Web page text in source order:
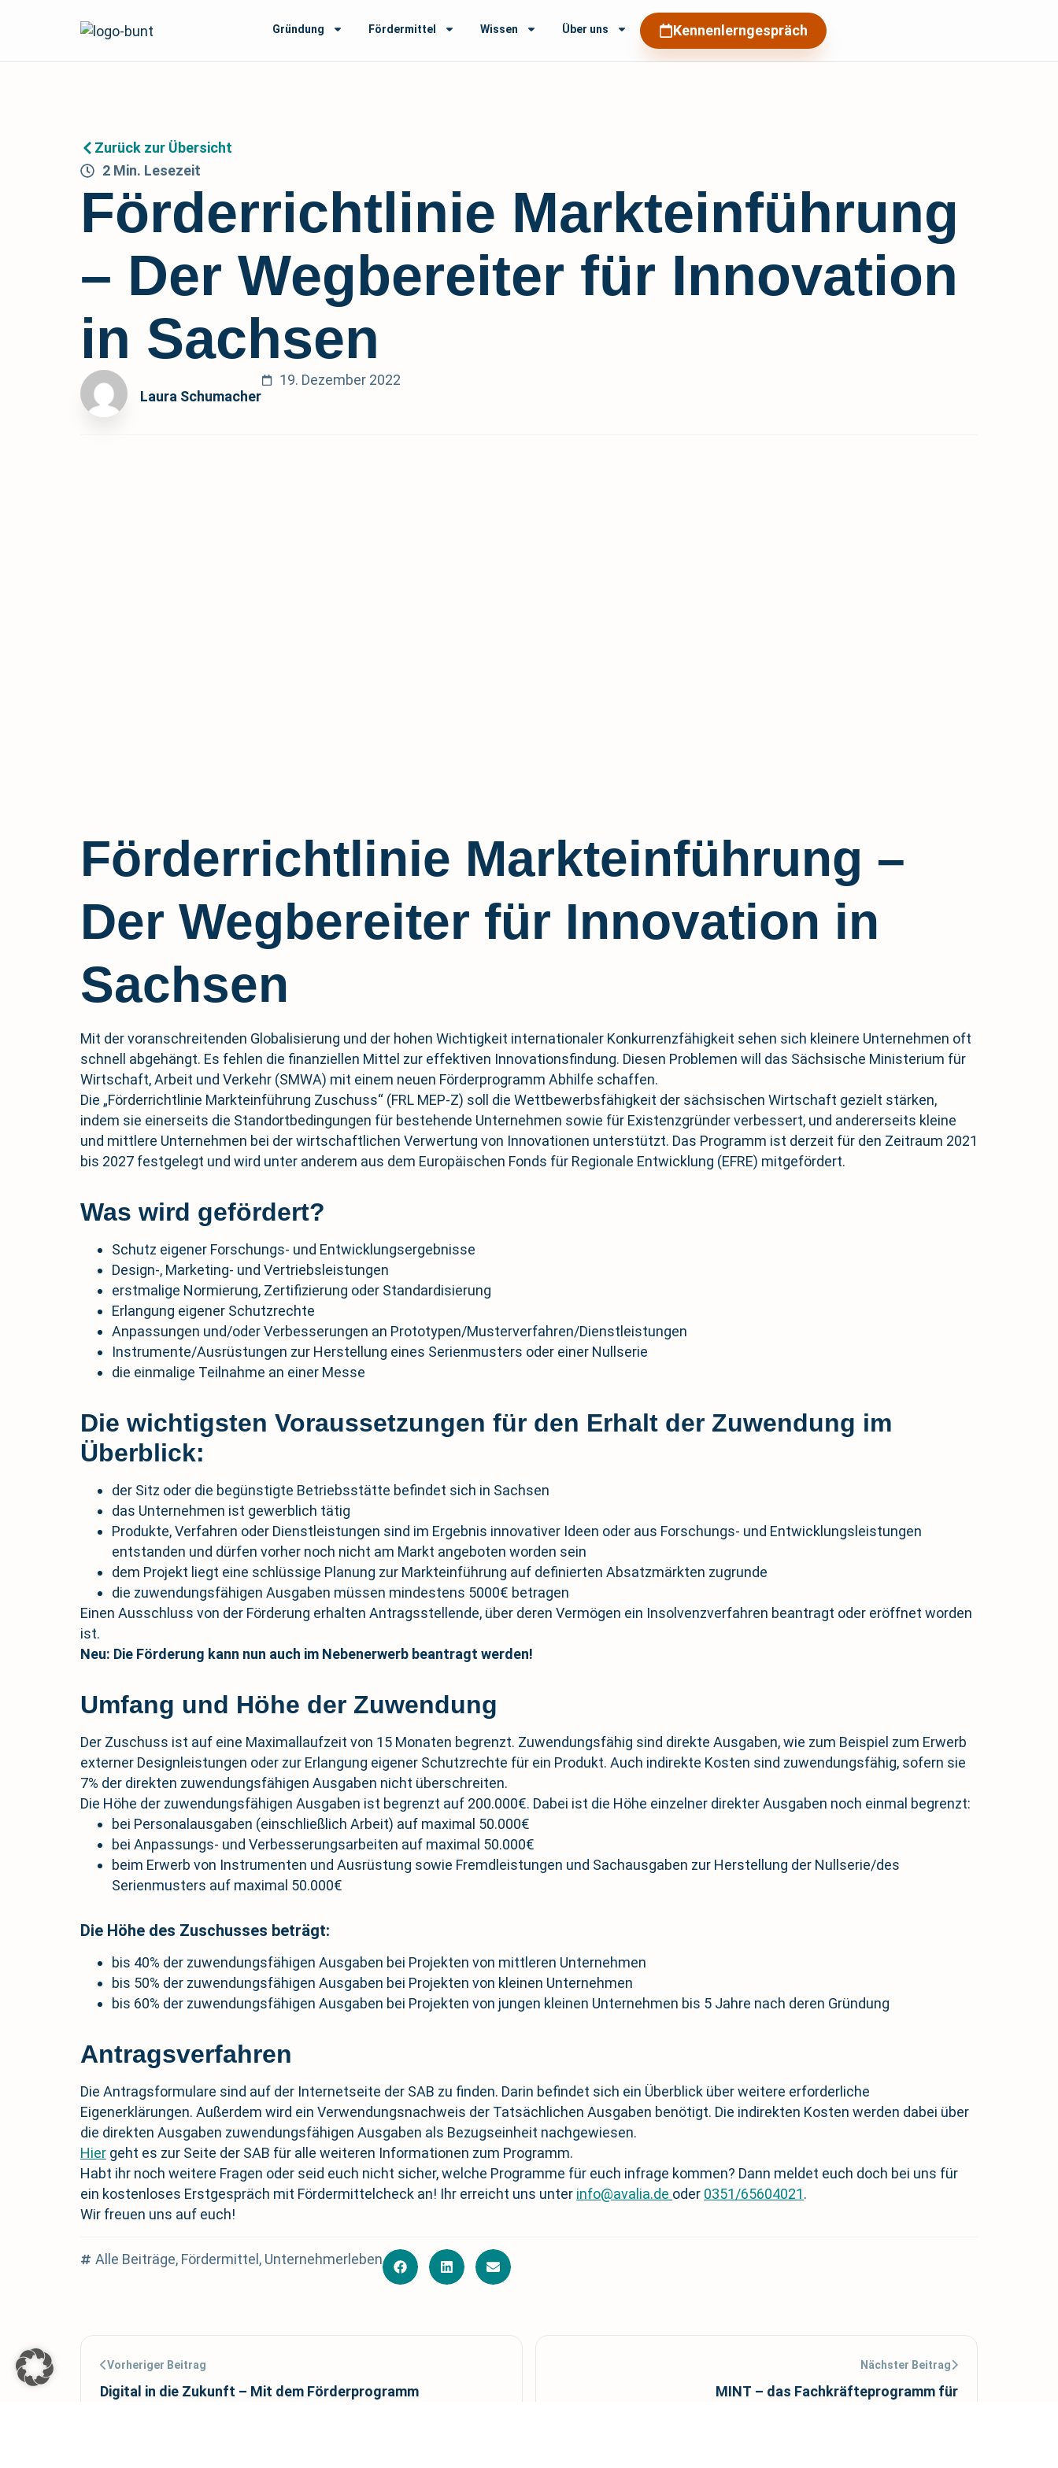
Gründung Fördermittel Wissen Über uns Kennenlerngespräch
Zurück zur Übersicht
2 Min. Lesezeit
Förderrichtlinie Markteinführung
– Der Wegbereiter für Innovation
in Sachsen
Laura Schumacher
19. Dezember 2022
Förderrichtlinie Markteinführung –
Der Wegbereiter für Innovation in
Sachsen
Mit der voranschreitenden Globalisierung und der hohen Wichtigkeit internationaler Konkurrenzfähigkeit sehen sich kleinere Unternehmen oft
schnell abgehängt. Es fehlen die finanziellen Mittel zur effektiven Innovationsfindung. Diesen Problemen will das Sächsische Ministerium für
Wirtschaft, Arbeit und Verkehr (SMWA) mit einem neuen Förderprogramm Abhilfe schaffen.
Die „Förderrichtlinie Markteinführung Zuschuss“ (FRL MEP-Z) soll die Wettbewerbsfähigkeit der sächsischen Wirtschaft gezielt stärken,
indem sie einerseits die Standortbedingungen für bestehende Unternehmen sowie für Existenzgründer verbessert, und andererseits kleine
und mittlere Unternehmen bei der wirtschaftlichen Verwertung von Innovationen unterstützt. Das Programm ist derzeit für den Zeitraum 2021
bis 2027 festgelegt und wird unter anderem aus dem Europäischen Fonds für Regionale Entwicklung (EFRE) mitgefördert.
Was wird gefördert?
Schutz eigener Forschungs- und Entwicklungsergebnisse
Design-, Marketing- und Vertriebsleistungen
erstmalige Normierung, Zertifizierung oder Standardisierung
Erlangung eigener Schutzrechte
Anpassungen und/oder Verbesserungen an Prototypen/Musterverfahren/Dienstleistungen
Instrumente/Ausrüstungen zur Herstellung eines Serienmusters oder einer Nullserie
die einmalige Teilnahme an einer Messe
Die wichtigsten Voraussetzungen für den Erhalt der Zuwendung im
Überblick:
der Sitz oder die begünstigte Betriebsstätte befindet sich in Sachsen
das Unternehmen ist gewerblich tätig
Produkte, Verfahren oder Dienstleistungen sind im Ergebnis innovativer Ideen oder aus Forschungs- und Entwicklungsleistungen
entstanden und dürfen vorher noch nicht am Markt angeboten worden sein
dem Projekt liegt eine schlüssige Planung zur Markteinführung auf definierten Absatzmärkten zugrunde
die zuwendungsfähigen Ausgaben müssen mindestens 5000€ betragen
Einen Ausschluss von der Förderung erhalten Antragsstellende, über deren Vermögen ein Insolvenzverfahren beantragt oder eröffnet worden
ist.
Neu: Die Förderung kann nun auch im Nebenerwerb beantragt werden!
Umfang und Höhe der Zuwendung
Der Zuschuss ist auf eine Maximallaufzeit von 15 Monaten begrenzt. Zuwendungsfähig sind direkte Ausgaben, wie zum Beispiel zum Erwerb
externer Designleistungen oder zur Erlangung eigener Schutzrechte für ein Produkt. Auch indirekte Kosten sind zuwendungsfähig, sofern sie
7% der direkten zuwendungsfähigen Ausgaben nicht überschreiten.
Die Höhe der zuwendungsfähigen Ausgaben ist begrenzt auf 200.000€. Dabei ist die Höhe einzelner direkter Ausgaben noch einmal begrenzt:
bei Personalausgaben (einschließlich Arbeit) auf maximal 50.000€
bei Anpassungs- und Verbesserungsarbeiten auf maximal 50.000€
beim Erwerb von Instrumenten und Ausrüstung sowie Fremdleistungen und Sachausgaben zur Herstellung der Nullserie/des
Serienmusters auf maximal 50.000€
Die Höhe des Zuschusses beträgt:
bis 40% der zuwendungsfähigen Ausgaben bei Projekten von mittleren Unternehmen
bis 50% der zuwendungsfähigen Ausgaben bei Projekten von kleinen Unternehmen
bis 60% der zuwendungsfähigen Ausgaben bei Projekten von jungen kleinen Unternehmen bis 5 Jahre nach deren Gründung
Antragsverfahren
Die Antragsformulare sind auf der Internetseite der SAB zu finden. Darin befindet sich ein Überblick über weitere erforderliche
Eigenerklärungen. Außerdem wird ein Verwendungsnachweis der Tatsächlichen Ausgaben benötigt. Die indirekten Kosten werden dabei über
die direkten Ausgaben zuwendungsfähigen Ausgaben als Bezugseinheit nachgewiesen.
Hier geht es zur Seite der SAB für alle weiteren Informationen zum Programm.
Habt ihr noch weitere Fragen oder seid euch nicht sicher, welche Programme für euch infrage kommen? Dann meldet euch doch bei uns für
ein kostenloses Erstgespräch mit Fördermittelcheck an! Ihr erreicht uns unter info@avalia.de oder 0351/65604021.
Wir freuen uns auf euch!
Alle Beiträge, Fördermittel, Unternehmerleben
Vorheriger Beitrag
Digital in die Zukunft – Mit dem Förderprogramm
Nächster Beitrag
MINT – das Fachkräfteprogramm für